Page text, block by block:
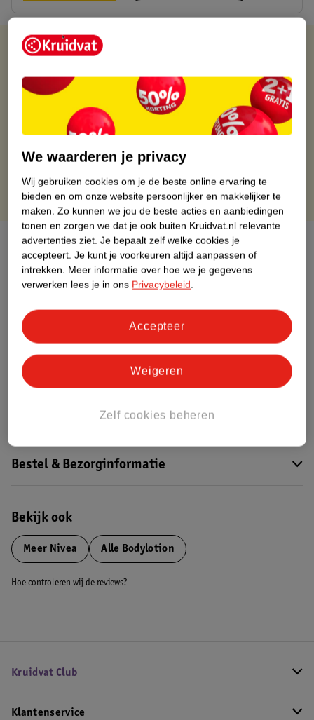
Kruidvat is altijd voordelig
Gratis ophalen in de winkel
Op werkdagen voor 22:00 uur besteld, volgende dag in huis
Gratis thuisbezorgd vanaf 50.00
Gratis retourneren binnen 30 dagen
Gratis punten met je Kruidvat kaart
Over dit product
Productinformatie
Etiketinformatie
Nature Impact Score
Dit product heeft (nog) geen Nature
Meer informatie
Bestel & Bezorginformatie
Bekijk ook
Meer Nivea Alle Bodylotion
Hoe controleren wij de reviews?
Kruidvat Club
Klantenservice
We waarderen je privacy
Wij gebruiken cookies om je de beste online ervaring te
bieden en om onze website persoonlijker en makkelijker te
maken. Zo kunnen we jou de beste acties en aanbiedingen
tonen en zorgen we dat je ook buiten Kruidvat.nl relevante
advertenties ziet. Je bepaalt zelf welke cookies je
accepteert. Je kunt je voorkeuren altijd aanpassen of
intrekken. Meer informatie over hoe we je gegevens
verwerken lees je in ons Privacybeleid.
Zelf cookies beheren
Weigeren
Accepteer